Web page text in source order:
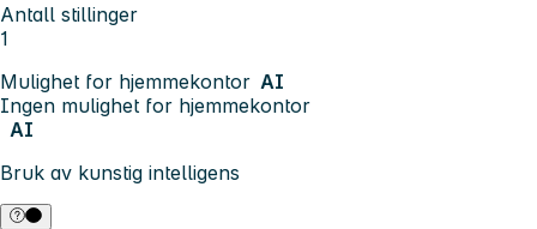
Antall stillinger
1
Mulighet for hjemmekontor AI
Ingen mulighet for hjemmekontor
AI
Bruk av kunstig intelligens